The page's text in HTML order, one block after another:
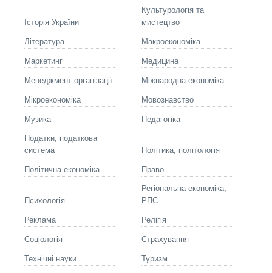
Історія України
Культурологія та
мистецтво
Літературa Макроекономіка
Маркетинг Медицина
Менеджмент організації Міжнародна економіка
Мікроекономіка Мовознавство
Музика Педагогіка
Податки, податкова
система
Політика, політологія
Політична економіка Право
Психологія
Регіональна економіка,
РПС
Реклама Релігія
Соціологія Страхування
Технічні науки Туризм